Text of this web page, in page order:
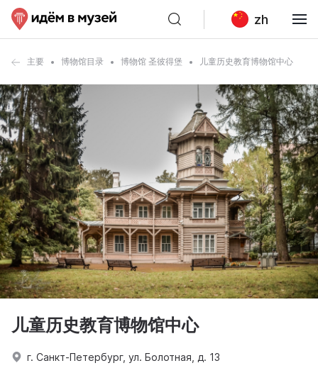
zh
主要 博物馆目录 博物馆 圣彼得堡 儿童历史教育博物馆中心
儿童历史教育博物馆中心
г. Санкт-Петербург, ул. Болотная, д. 13